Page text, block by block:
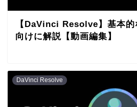
【DaVinci Resolve】基本
向けに解説【動画編集】
DaVinci Resolve